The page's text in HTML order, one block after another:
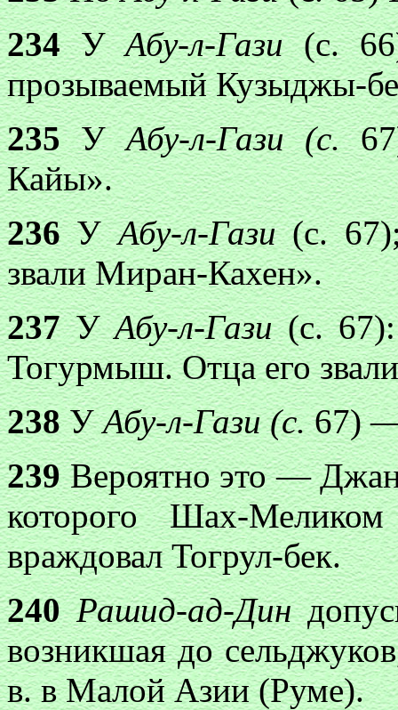
234УАбу-л-Гази(с. 66)
прозываемый Кузыджы-
235УАбу-л-Гази (с.
Кайы».
236УАбу-л-Гази(с.
звали Миран-Кахен».
237УАбу-л-Гази(с. 67):
Тогурмыш. Отца его
238УАбу-л-Гази (с.67)
239Вероятно это —
которого Шах-
враждовал Тогрул-бек.
240 Рашид-ад-Дин
возникшая до
в. в Малой Азии (Руме).